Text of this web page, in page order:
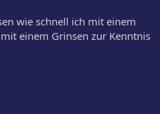
wie schnell ich mit einem
einem Grinsen zur Kenntnis